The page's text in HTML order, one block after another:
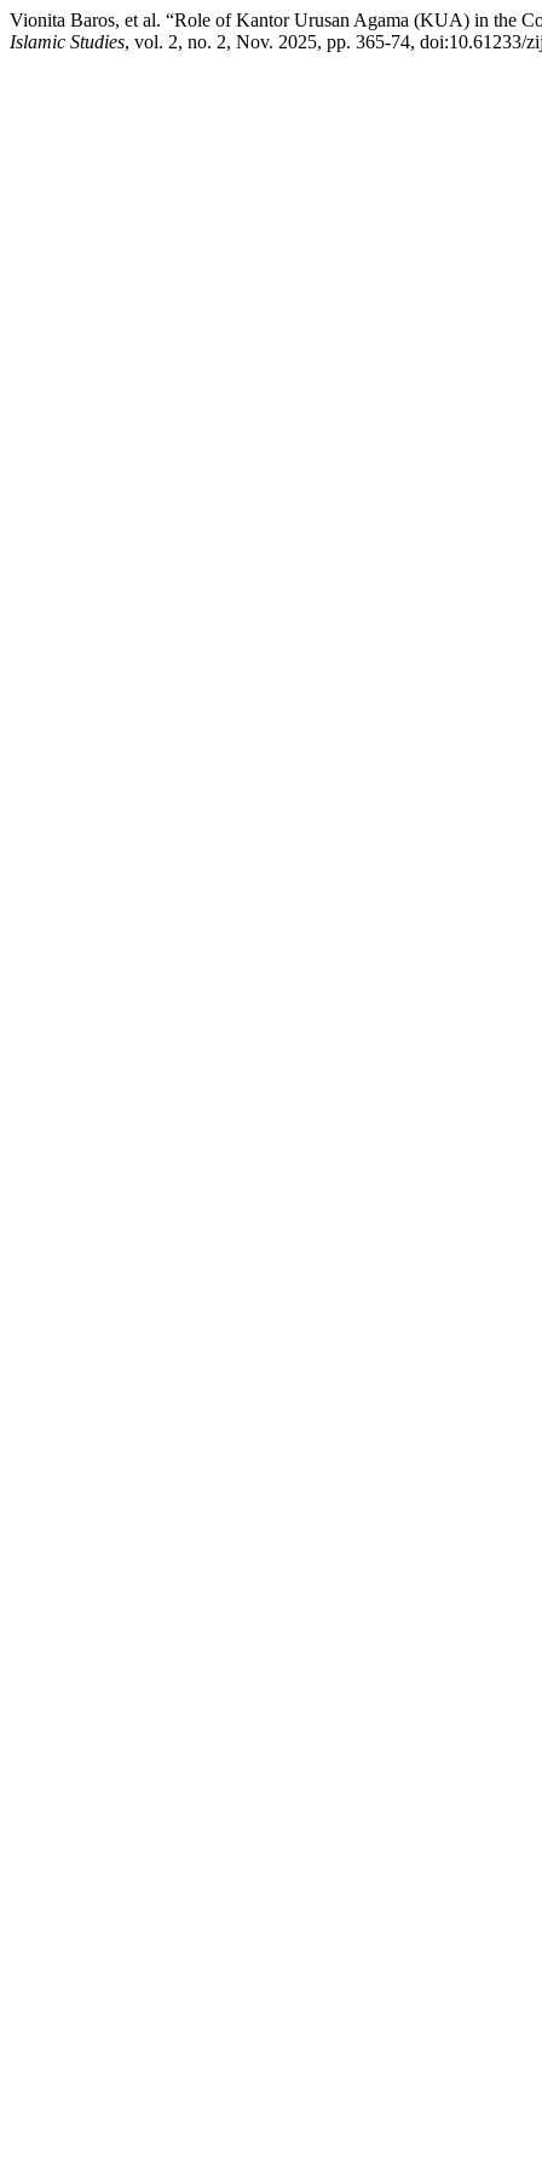
Vionita Baros, et al. “Role of Kantor Urusan Agama (KUA) in the
Islamic Studies, vol. 2, no. 2, Nov. 2025, pp. 365-74, doi:10.61233/